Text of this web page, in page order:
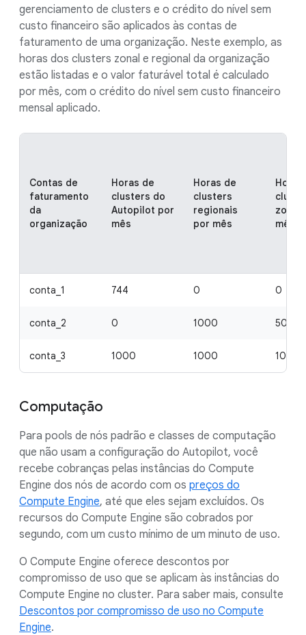
gerenciamento de clusters e o crédito do nível sem
custo financeiro são aplicados às contas de
faturamento de uma organização. Neste exemplo, as
horas dos clusters zonal e regional da organização
estão listadas e o valor faturável total é calculado
por mês, com o crédito do nível sem custo financeiro
mensal aplicado.
Contas de
faturamento
da
organização
Horas de
clusters do
Autopilot por
mês
Horas de
clusters
regionais
por mês
Horas
mês
conta_1 744 0 0
conta_2 0 1000 500
conta_3 1000 1000 1000
Computação
Para pools de nós padrão e classes de computação
que não usam a configuração do Autopilot, você
recebe cobranças pelas instâncias do Compute
Engine dos nós de acordo com os preços do
Compute Engine, até que eles sejam excluídos. Os
recursos do Compute Engine são cobrados por
segundo, com um custo mínimo de um minuto de uso.
O Compute Engine oferece descontos por
compromisso de uso que se aplicam às instâncias do
Compute Engine no cluster. Para saber mais, consulte
Descontos por compromisso de uso no Compute
Engine.